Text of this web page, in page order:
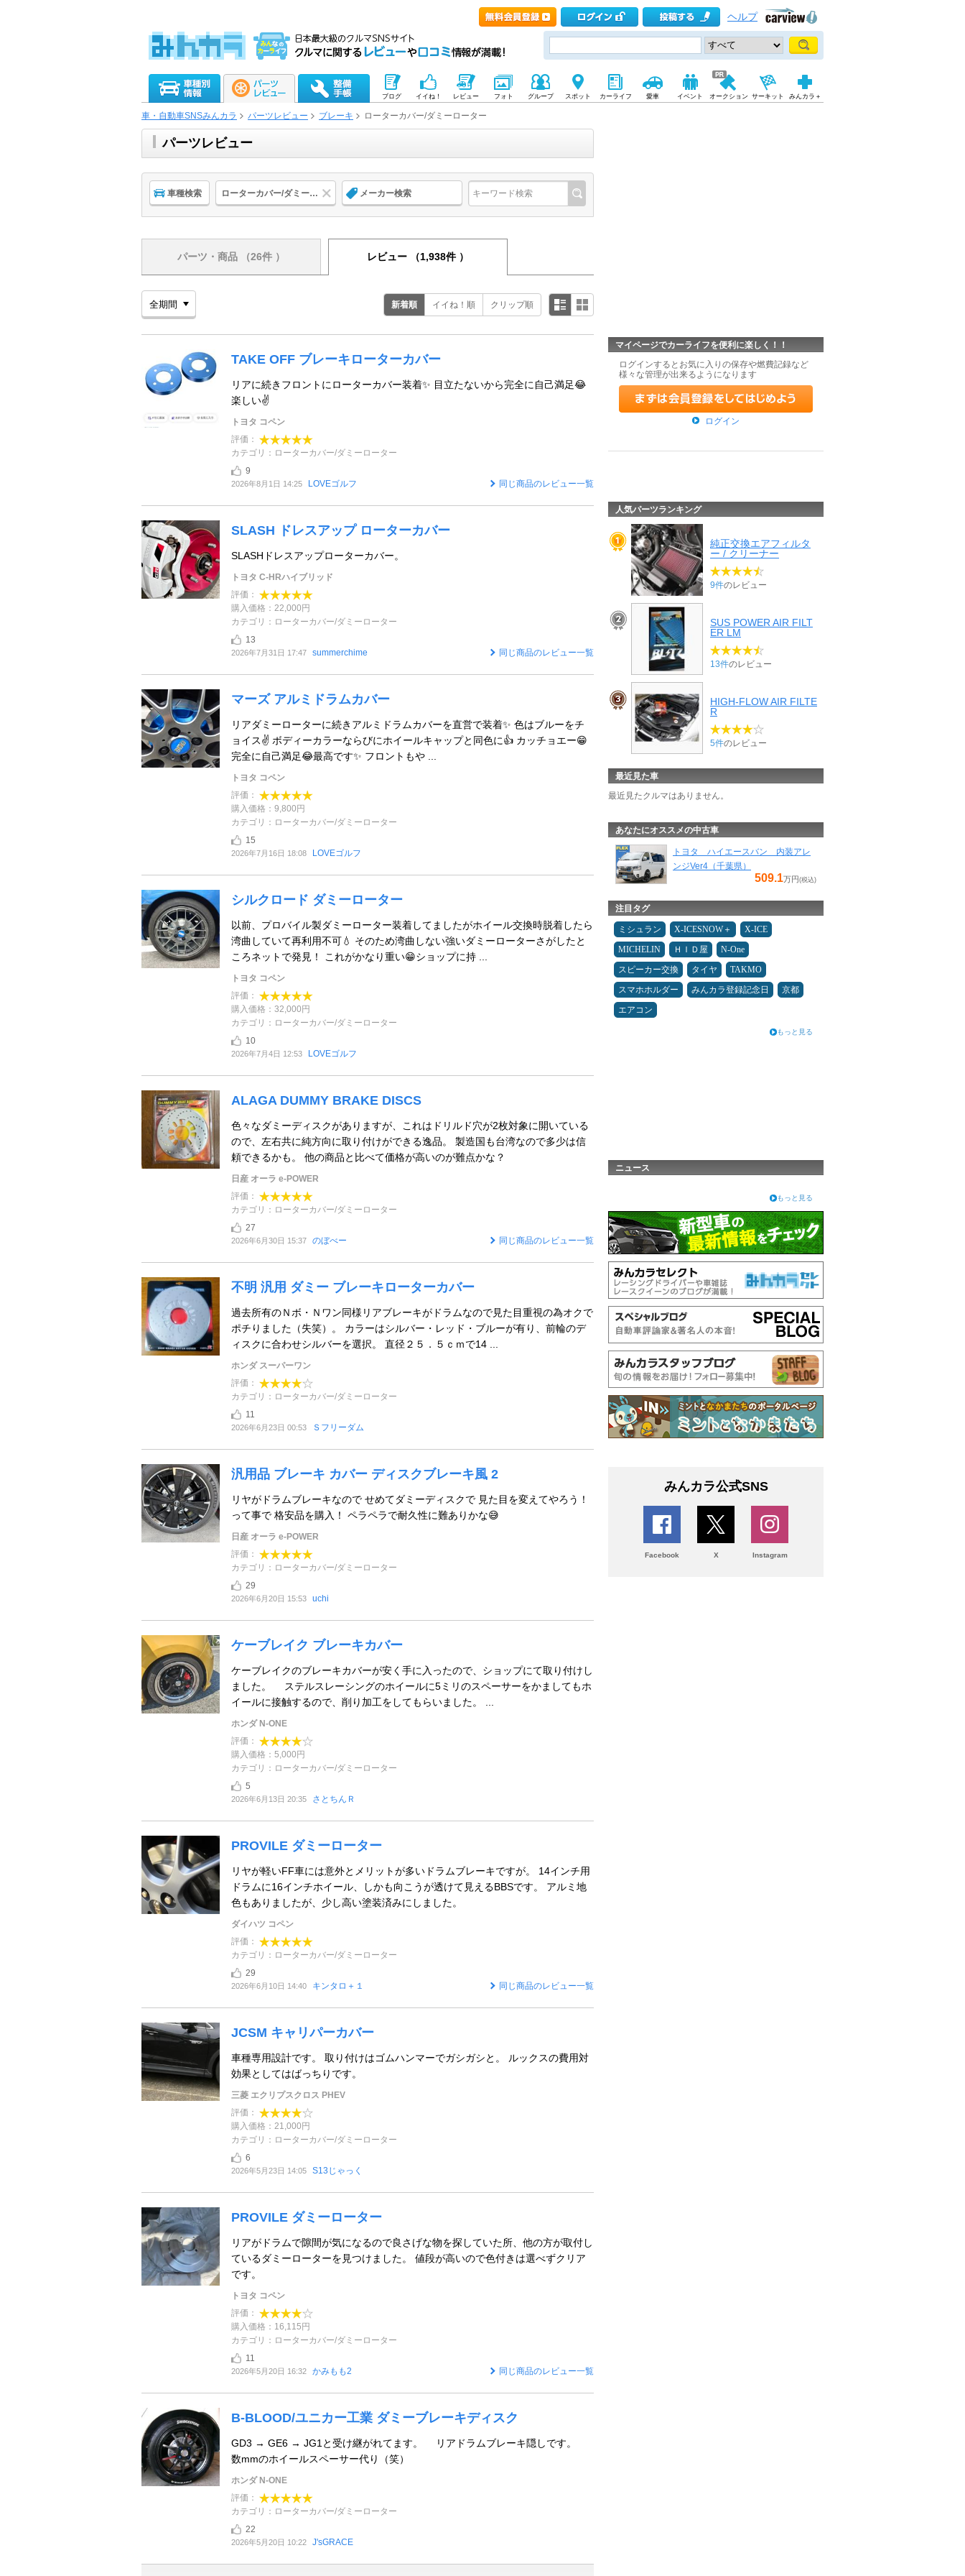
ヘルプ
ブログ イイね！ レビュー フォト グループ スポット カーライフ 愛車 イベント オークション サーキット みんカラ＋
車・自動車SNSみんカラ パーツレビュー ブレーキ ローターカバー/ダミーローター
パーツレビュー
車種検索 ローターカバー/ダミーローター メーカー検索
パーツ・商品 （26件 ） レビュー （1,938件 ）
新着順 イイね！順 クリップ順
TAKE OFF ブレーキローターカバー
リアに続きフロントにローターカバー装着✨️ 目立たないから完全に自己満足😂
楽しい✌
トヨタ コペン
評価：
カテゴリ：ローターカバー/ダミーローター
9
2026年8月1日 14:25 LOVEゴルフ 同じ商品のレビュー一覧
SLASH ドレスアップ ローターカバー
SLASHドレスアップローターカバー。
トヨタ C-HRハイブリッド
評価：
購入価格：22,000円
カテゴリ：ローターカバー/ダミーローター
13
2026年7月31日 17:47 summerchime 同じ商品のレビュー一覧
マーズ アルミドラムカバー
リアダミーローターに続きアルミドラムカバーを直営で装着✨️ 色はブルーをチ
ョイス✌ ボディーカラーならびにホイールキャップと同色に👍️ カッチョエー😁
完全に自己満足😂最高です✨ フロントもや ...
トヨタ コペン
評価：
購入価格：9,800円
カテゴリ：ローターカバー/ダミーローター
15
2026年7月16日 18:08 LOVEゴルフ
シルクロード ダミーローター
以前、プロバイル製ダミーローター装着してましたがホイール交換時脱着したら
湾曲していて再利用不可💧 そのため湾曲しない強いダミーローターさがしたと
ころネットで発見！ これがかなり重い😁ショップに持 ...
トヨタ コペン
評価：
購入価格：32,000円
カテゴリ：ローターカバー/ダミーローター
10
2026年7月4日 12:53 LOVEゴルフ
ALAGA DUMMY BRAKE DISCS
色々なダミーディスクがありますが、これはドリルド穴が2枚対象に開いている
ので、左右共に純方向に取り付けができる逸品。 製造国も台湾なので多少は信
頼できるかも。 他の商品と比べて価格が高いのが難点かな？
日産 オーラ e-POWER
評価：
カテゴリ：ローターカバー/ダミーローター
27
2026年6月30日 15:37 のぼべー 同じ商品のレビュー一覧
不明 汎用 ダミー ブレーキローターカバー
過去所有のＮボ・Ｎワン同様リアブレーキがドラムなので見た目重視の為オクで
ポチりました（失笑）。 カラーはシルバー・レッド・ブルーが有り、前輪のデ
ィスクに合わせシルバーを選択。 直径２５．５ｃｍで14 ...
ホンダ スーパーワン
評価：
カテゴリ：ローターカバー/ダミーローター
11
2026年6月23日 00:53 Ｓフリーダム
汎用品 ブレーキ カバー ディスクブレーキ風 2
リヤがドラムブレーキなので せめてダミーディスクで 見た目を変えてやろう！
って事で 格安品を購入！ ペラペラで耐久性に難ありかな😅
日産 オーラ e-POWER
評価：
カテゴリ：ローターカバー/ダミーローター
29
2026年6月20日 15:53 uchi
ケーブレイク ブレーキカバー
ケーブレイクのブレーキカバーが安く手に入ったので、ショップにて取り付けし
ました。 ステルスレーシングのホイールに5ミリのスペーサーをかましてもホ
イールに接触するので、削り加工をしてもらいました。 ...
ホンダ N-ONE
評価：
購入価格：5,000円
カテゴリ：ローターカバー/ダミーローター
5
2026年6月13日 20:35 さとちんＲ
PROVILE ダミーローター
リヤが軽いFF車には意外とメリットが多いドラムブレーキですが。 14インチ用
ドラムに16インチホイール、しかも向こうが透けて見えるBBSです。 アルミ地
色もありましたが、少し高い塗装済みにしました。
ダイハツ コペン
評価：
カテゴリ：ローターカバー/ダミーローター
29
2026年6月10日 14:40 キンタロ＋１ 同じ商品のレビュー一覧
JCSM キャリパーカバー
車種専用設計です。 取り付けはゴムハンマーでガシガシと。 ルックスの費用対
効果としてはばっちりです。
三菱 エクリプスクロス PHEV
評価：
購入価格：21,000円
カテゴリ：ローターカバー/ダミーローター
6
2026年5月23日 14:05 S13じゃっく
PROVILE ダミーローター
リアがドラムで隙間が気になるので良さげな物を探していた所、他の方が取付し
ているダミーローターを見つけました。 値段が高いので色付きは選べずクリア
です。
トヨタ コペン
評価：
購入価格：16,115円
カテゴリ：ローターカバー/ダミーローター
11
2026年5月20日 16:32 かみもも2 同じ商品のレビュー一覧
B-BLOOD/ユニカー工業 ダミーブレーキディスク
GD3 → GE6 → JG1と受け継がれてます。 リアドラムブレーキ隠しです。
数mmのホイールスペーサー代り（笑）
ホンダ N-ONE
評価：
カテゴリ：ローターカバー/ダミーローター
22
2026年5月20日 10:22 J'sGRACE
マイページでカーライフを便利に楽しく！！
ログインするとお気に入りの保存や燃費記録など
様々な管理が出来るようになります
ログイン
人気パーツランキング
純正交換エアフィルタ
ー / クリーナー
9件のレビュー
SUS POWER AIR FILT
ER LM
13件のレビュー
HIGH-FLOW AIR FILTE
R
5件のレビュー
最近見た車
最近見たクルマはありません。
あなたにオススメの中古車
トヨタ ハイエースバン 内装アレ
ンジVer4（千葉県）
509.1万円(税込)
注目タグ
ミシュラン X-ICESNOW＋
X-ICE
MICHELIN
ＨＩＤ屋
N-One
スピーカー交換
タイヤ
TAKMO
スマホホルダー
みんカラ登録記念日
京都
エアコン
もっと見る
ニュース
もっと見る
みんカラ公式SNS
Facebook X Instagram